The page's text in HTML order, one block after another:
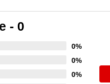
- 0
0%
0%
0%